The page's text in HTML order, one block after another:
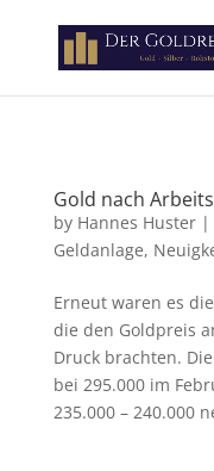
Gold nach
by Hannes Huster|
Geldanlage,
Erneut waren es
die den Goldpreis
Druck brachten.
bei 295.000 im
235.000 – 240.000